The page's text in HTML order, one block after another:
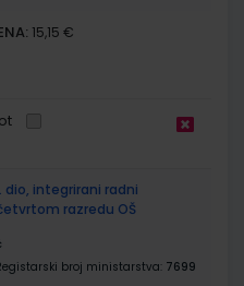
15,15 €
dio, integrirani radni
razredu OŠ
broj ministarstva: 7699